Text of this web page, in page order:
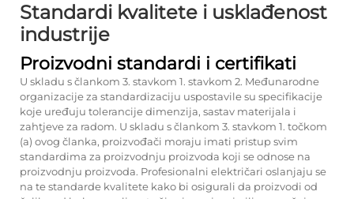
Standardi kvalitete i usklađenost
industrije
Proizvodni standardi i certifikati
U skladu s člankom 3. stavkom 1. stavkom 2. Međunarodne
organizacije za standardizaciju uspostavile su specifikacije
koje uređuju tolerancije dimenzija, sastav materijala i
zahtjeve za radom. U skladu s člankom 3. stavkom 1. točkom
(a) ovog članka, proizvođači moraju imati pristup svim
standardima za proizvodnju proizvoda koji se odnose na
proizvodnju proizvoda. Profesionalni električari oslanjaju se
na te standarde kvalitete kako bi osigurali da proizvodi od